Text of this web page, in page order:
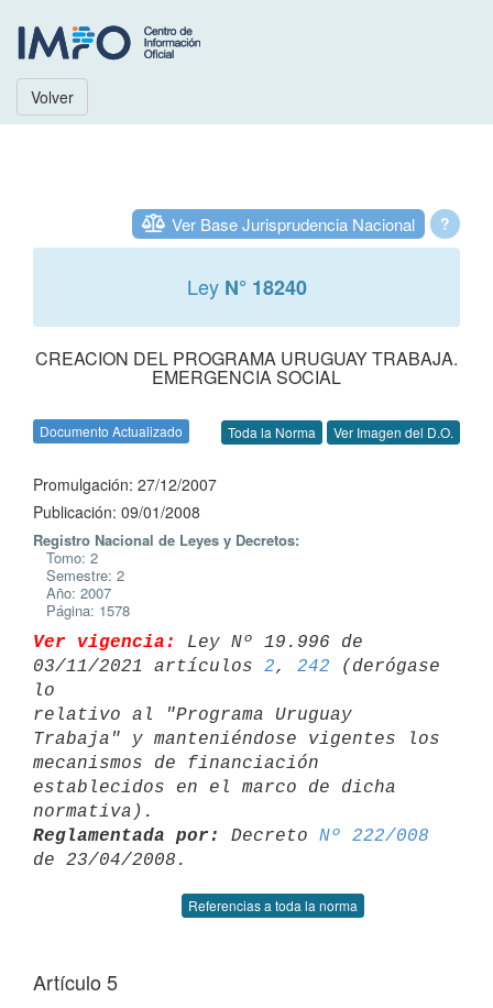
Volver
?
Ver Base Jurisprudencia Nacional
Ley N° 18240
CREACION DEL PROGRAMA URUGUAY TRABAJA.
EMERGENCIA SOCIAL
Documento Actualizado Toda la Norma Ver Imagen del D.O.
Promulgación: 27/12/2007
Publicación: 09/01/2008
Registro Nacional de Leyes y Decretos:
Tomo: 2
Semestre: 2
Año: 2007
Página: 1578
Ver vigencia:
Ley Nº 19.996 de
03/11/2021 artículos 2, 242 (derógase
lo
relativo al "Programa Uruguay
Trabaja" y manteniéndose vigentes los
mecanismos de financiación
establecidos en el marco de dicha
Reglamentada por:
Decreto Nº 222/008
Referencias a toda la norma
Artículo 5